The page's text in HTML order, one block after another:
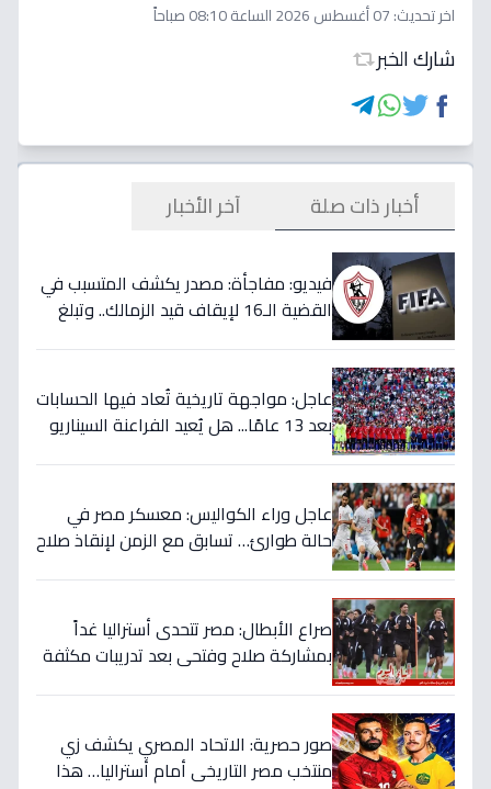
اخر تحديث:07 أغسطس 2026 الساعة 08:10 صباحاً
شارك الخبر
أخبار ذات صلة آخر الأخبار
فيديو: مفاجأة: مصدر يكشف المتسبب في
القضية الـ16 لإيقاف قيد الزمالك.. وتبلغ
عاجل: مواجهة تاريخية تُعاد فيها الحسابات
بعد 13 عامًا... هل يُعيد الفراعنة السيناريو
عاجل وراء الكواليس: معسكر مصر في
حالة طوارئ… تسابق مع الزمن لإنقاذ صلاح
صراع الأبطال: مصر تتحدى أستراليا غداً
بمشاركة صلاح وفتحي بعد تدريبات مكثفة
صور حصرية: الاتحاد المصري يكشف زي
منتخب مصر التاريخي أمام أستراليا… هذا